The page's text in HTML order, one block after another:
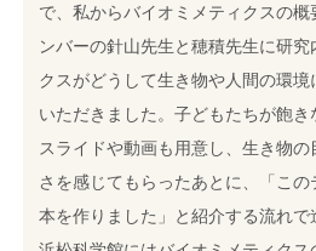
で、私からバイオミメティクスの概
ンバーの針山先生と穂積先生に研
クスがどうして生き物や人間の環
いただきました。 子どもたちが飽き
スライドや動画も用意し、生き物
さを感じてもらったあとに、「こ
本を作りました」と紹介する流れで